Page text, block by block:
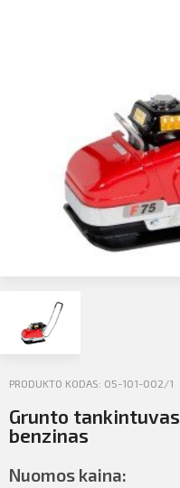
PRODUKTO KODAS: 05-101-002/1
Grunto
benzinas
Nuomos kaina: